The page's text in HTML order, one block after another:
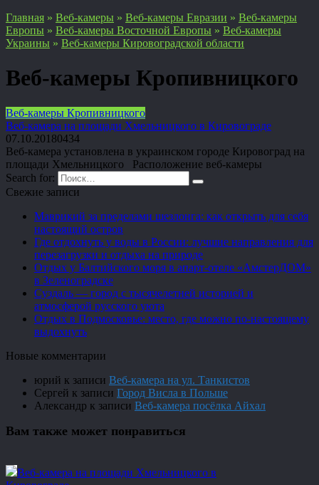
Главная » Веб-камеры » Веб-камеры Евразии » Веб-камеры
Европы » Веб-камеры Восточной Европы » Веб-камеры
Украины » Веб-камеры Кировоградской области
Веб-камеры Кропивницкого
Веб-камеры Кропивницкого
Веб-камера на площади Хмельницкого в Кировограде
07.10.20180434
Веб-камера установлена в украинском городе Кировоград на
площади Хмельницкого Расположение веб-камеры
Search for:
Свежие записи
Маврикий за пределами шезлонга: как открыть для себя
настоящий остров
Где отдохнуть у воды в России: лучшие направления для
перезагрузки и отдыха на природе
Отдых у Балтийского моря в апарт-отеле «АмстерДОМ»
в Зеленоградске
Суздаль — город с тысячелетней историей и
атмосферой русского уюта
Отдых в Подмосковье: место, где можно по-настоящему
выдохнуть
Новые комментарии
юрий к записи Веб-камера на ул. Танкистов
Сергей к записи Город Висла в Польше
Александр к записи Веб-камера посёлка Айхал
Вам также может понравиться
Веб-камера на площади Хмельницкого в